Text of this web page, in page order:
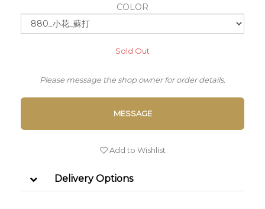
COLOR
Sold Out
Please message the shop owner for order details.
MESSAGE
Add to Wishlist
Delivery Options